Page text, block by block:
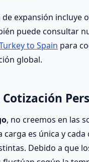
de expansión incluye
puede consultar
to Spain para
global.
, no creemos en las
carga es única y
Debido a que